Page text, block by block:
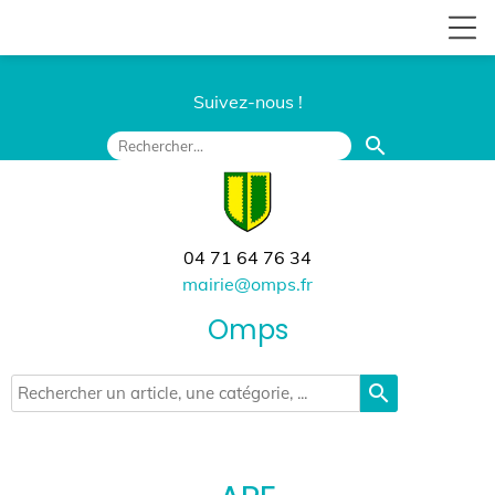
Suivez-nous !
search
04 71 64 76 34
mairie@omps.fr
Omps
search